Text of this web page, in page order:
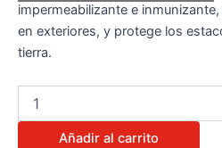
impermeabilizante e
en exteriores, y ​protege los
tierra.
Añadir al carrito